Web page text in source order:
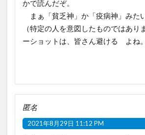
かで読んだぞ。
まぁ「貧乏神」か「疫病神」みた
（特定の人を意図したものではあり
ーショットは、皆さん避ける よね。
匿名
2021年8月29日 11:12 PM